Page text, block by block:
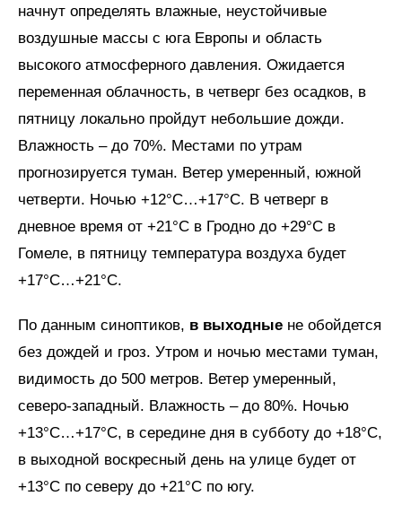
начнут определять влажные, неустойчивые
воздушные массы с юга Европы и область
высокого атмосферного давления. Ожидается
переменная облачность, в четверг без осадков, в
пятницу локально пройдут небольшие дожди.
Влажность – до 70%. Местами по утрам
прогнозируется туман. Ветер умеренный, южной
четверти. Ночью +12°C…+17°C. В четверг в
дневное время от +21°C в Гродно до +29°C в
Гомеле, в пятницу температура воздуха будет
+17°C…+21°C.
По данным синоптиков, в выходные не обойдется
без дождей и гроз. Утром и ночью местами туман,
видимость до 500 метров. Ветер умеренный,
северо-западный. Влажность – до 80%. Ночью
+13°C…+17°C, в середине дня в субботу до +18°C,
в выходной воскресный день на улице будет от
+13°C по северу до +21°C по югу.